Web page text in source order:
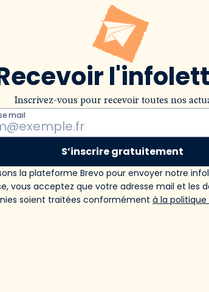
Inscrivez-vous pour recevoir toutes nos
mail
S’inscrire gratuitement
la plateforme Brevo pour envoyer notre
vous acceptez que votre adresse mail et les
soient traitées conformément à la